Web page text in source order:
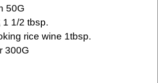
50G
1 1/2 tbsp.
rice wine 1tbsp.
300G